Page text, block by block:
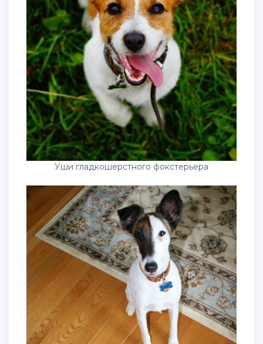
Уши гладкошерстного фокстерьера